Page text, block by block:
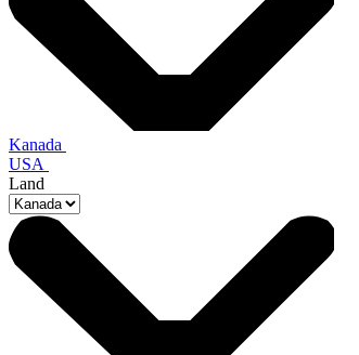
Kanada
USA
Land